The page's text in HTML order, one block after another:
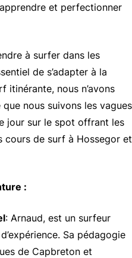
et perfectionner
à surfer dans les
de s’adapter à la
itinérante, nous n’avons
nous suivons les vagues
jour sur le spot offrant les
de surf à Hossegor et
:
: Arnaud, est un surfeur
Sa pédagogie
de Capbreton et